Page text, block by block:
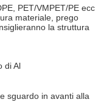
PET/VMPET/PE ecc
materiale, prego
la struttura
di Al
sguardo in avanti alla